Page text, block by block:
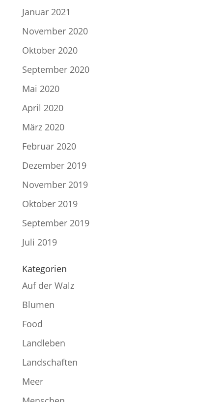
Januar 2021
November 2020
Oktober 2020
September 2020
Mai 2020
April 2020
März 2020
Februar 2020
Dezember 2019
November 2019
Oktober 2019
September 2019
Juli 2019
Kategorien
Auf der Walz
Blumen
Food
Landleben
Landschaften
Meer